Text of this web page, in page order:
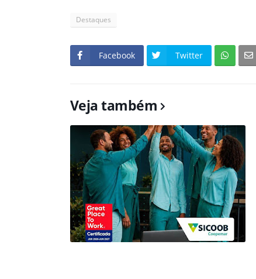
Destaques
Facebook Twitter
Veja também